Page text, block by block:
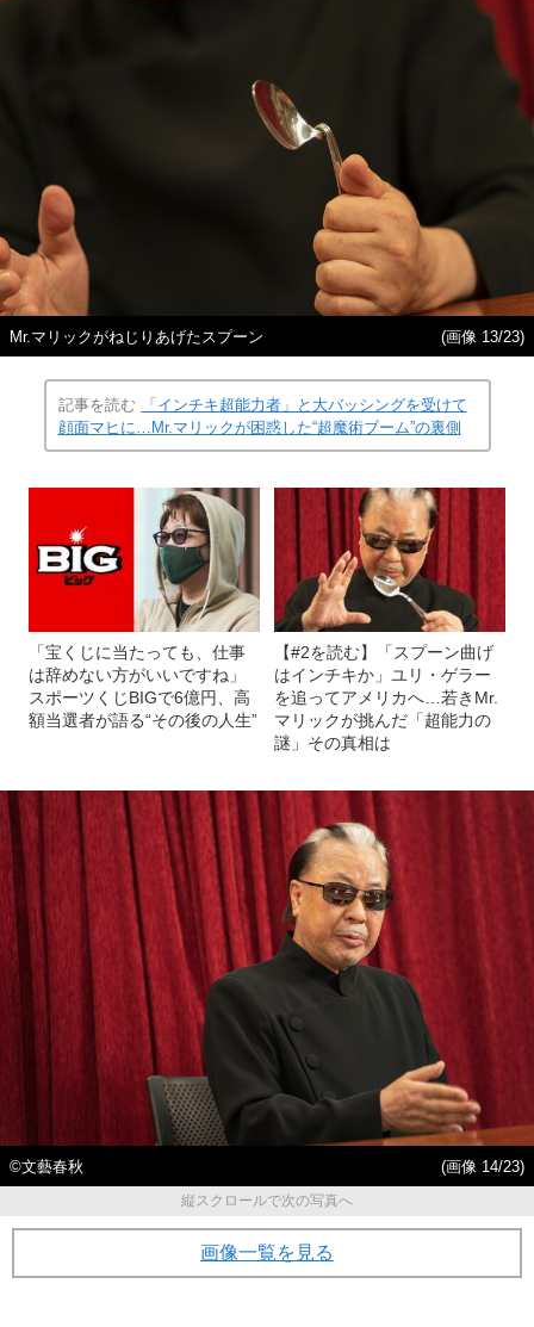
Mr.マリックがねじりあげたスプーン (画像 13/23)
記事を読む
「インチキ超能力者」と大バッシングを受けて
顔面マヒに…Mr.マリックが困惑した“超魔術ブーム”の裏側
「宝くじに当たっても、仕事
は辞めない方がいいですね」
スポーツくじBIGで6億円、高
額当選者が語る“その後の人生”
【#2を読む】「スプーン曲げ
はインチキか」ユリ・ゲラー
を追ってアメリカへ…若きMr.
マリックが挑んだ「超能力の
謎」その真相は
©文藝春秋
(画像 14/23)
縦スクロールで次の写真へ
画像一覧を見る